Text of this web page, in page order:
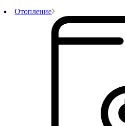
Отопление